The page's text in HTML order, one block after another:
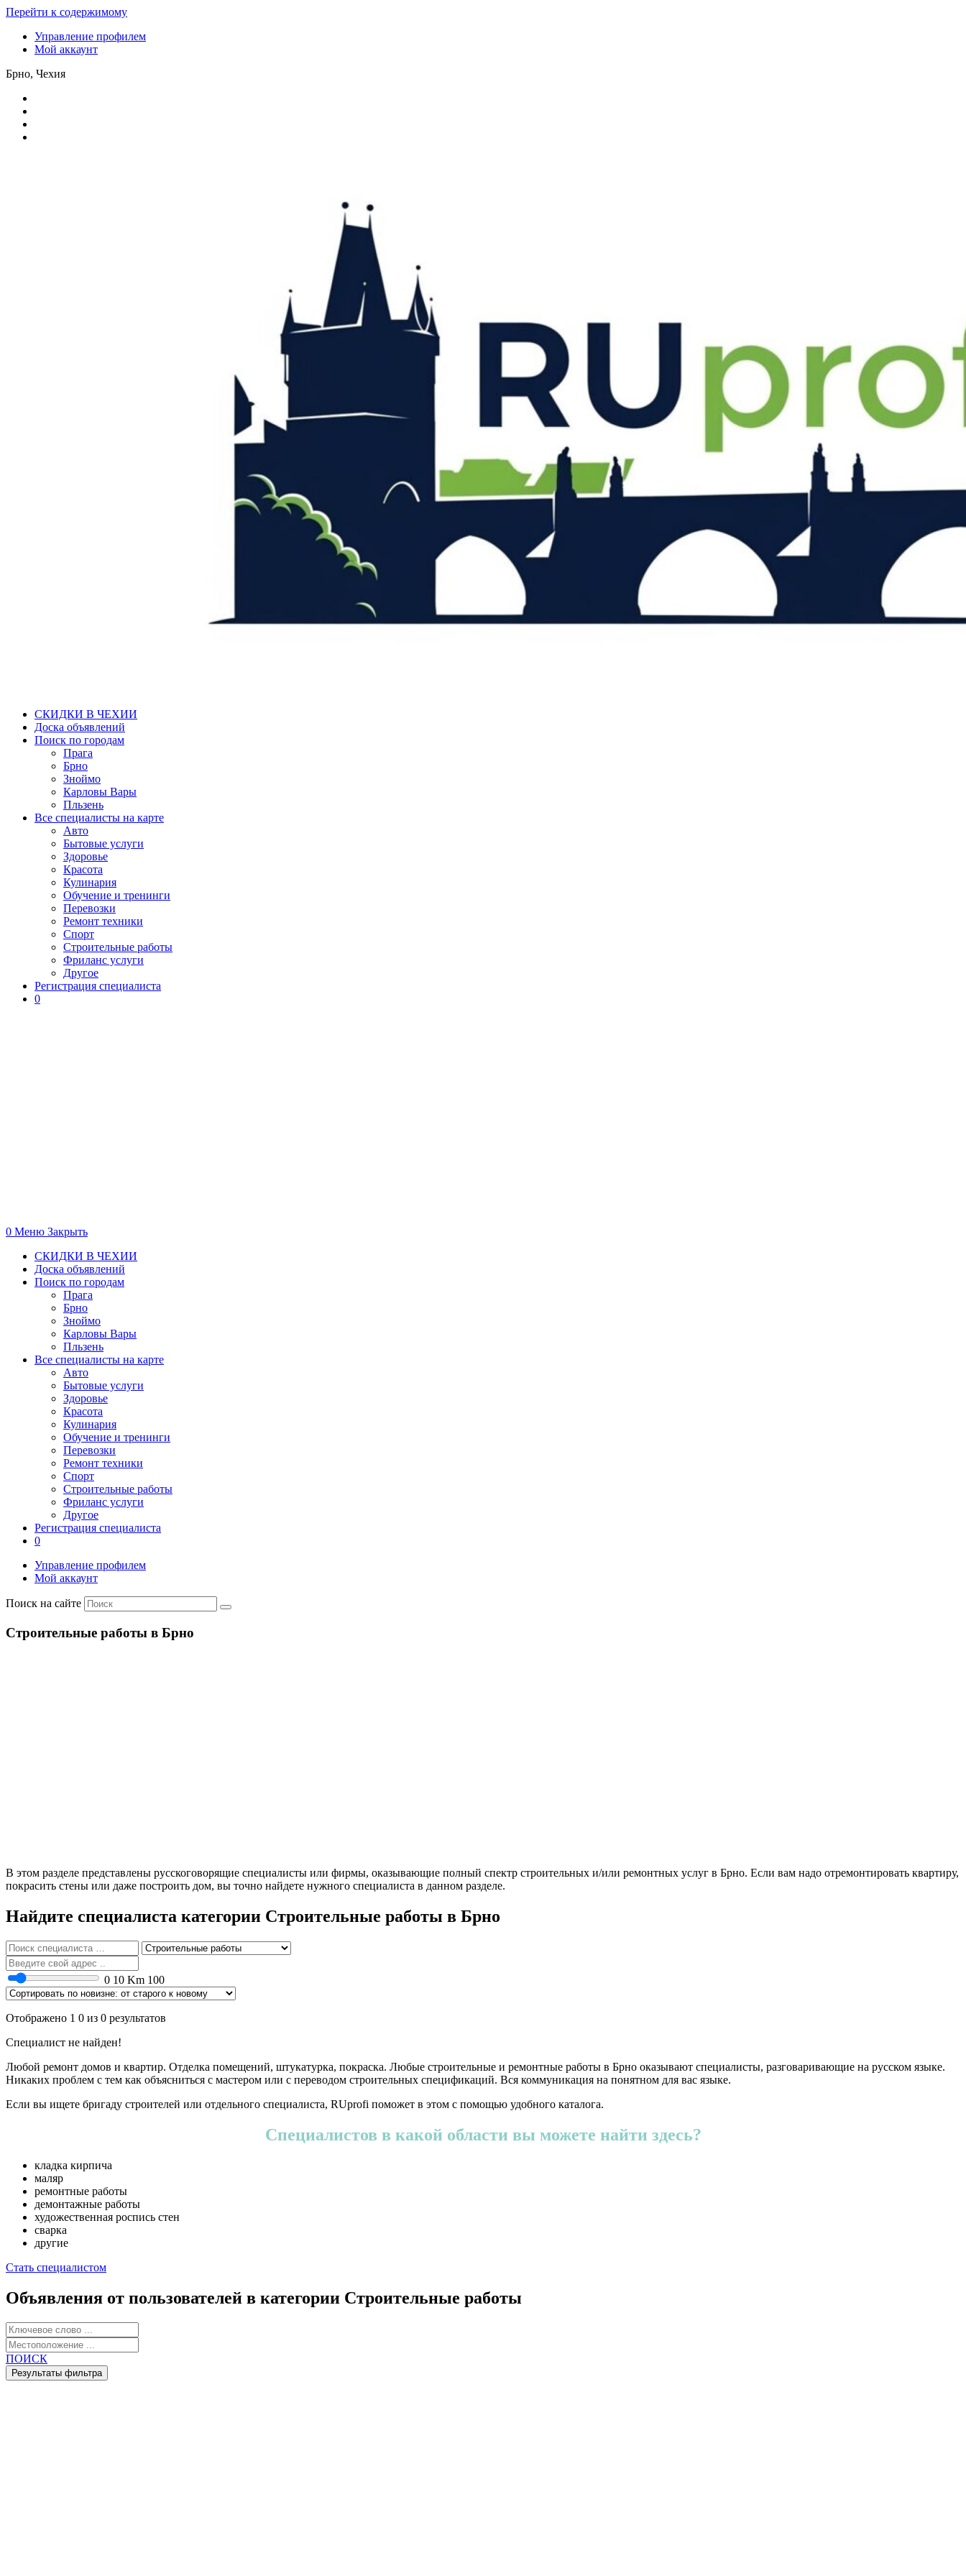
Перейти к содержимому
Управление профилем
Мой аккаунт
Брно, Чехия
СКИДКИ В ЧЕХИИ
Доска объявлений
Поиск по городам
Прага
Брно
Зноймо
Карловы Вары
Пльзень
Все специалисты на карте
Авто
Бытовые услуги
Здоровье
Красота
Кулинария
Обучение и тренинги
Перевозки
Ремонт техники
Спорт
Строительные работы
Фриланс услуги
Другое
Регистрация специалиста
0
0 Меню Закрыть
СКИДКИ В ЧЕХИИ
Доска объявлений
Поиск по городам
Прага
Брно
Зноймо
Карловы Вары
Пльзень
Все специалисты на карте
Авто
Бытовые услуги
Здоровье
Красота
Кулинария
Обучение и тренинги
Перевозки
Ремонт техники
Спорт
Строительные работы
Фриланс услуги
Другое
Регистрация специалиста
0
Управление профилем
Мой аккаунт
Поиск на сайте
Строительные работы в Брно
В этом разделе представлены русскоговорящие специалисты или фирмы, оказывающие полный спектр строительных и/или ремонтных услуг в Брно. Если вам надо отремонтировать квартиру,
покрасить стены или даже построить дом, вы точно найдете нужного специалиста в данном разделе.
Найдите специалиста категории Строительные работы в Брно
0 10 Km 100
Отображено 1 0 из 0 результатов
Специалист не найден!
Любой ремонт домов и квартир. Отделка помещений, штукатурка, покраска. Любые строительные и ремонтные работы в Брно оказывают специалисты, разговаривающие на русском языке.
Никаких проблем с тем как объясниться с мастером или с переводом строительных спецификаций. Вся коммуникация на понятном для вас языке.
Если вы ищете бригаду строителей или отдельного специалиста, RUprofi поможет в этом с помощью удобного каталога.
Специалистов в какой области вы можете найти здесь?
кладка кирпича
маляр
ремонтные работы
демонтажные работы
художественная роспись стен
сварка
другие
Стать специалистом
Объявления от пользователей в категории Строительные работы
ПОИСК